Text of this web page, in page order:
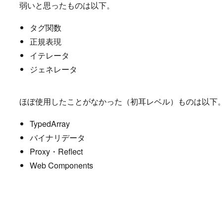
弱いと思ったものは以下。
タグ関数
正規表現
イテレータ
ジェネレータ
ほぼ使用したことがなかった（初耳レベル）ものは以下
TypedArray
バイナリデータ
Proxy・Reflect
Web Components